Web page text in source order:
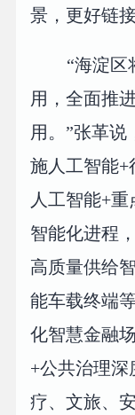
景，更好链
“海淀区
用，全面推
用。”张革说
施人工智能+
人工智能+
智能化进程
高质量供给
能车载终端
化智慧金融
+公共治理
疗、文旅、